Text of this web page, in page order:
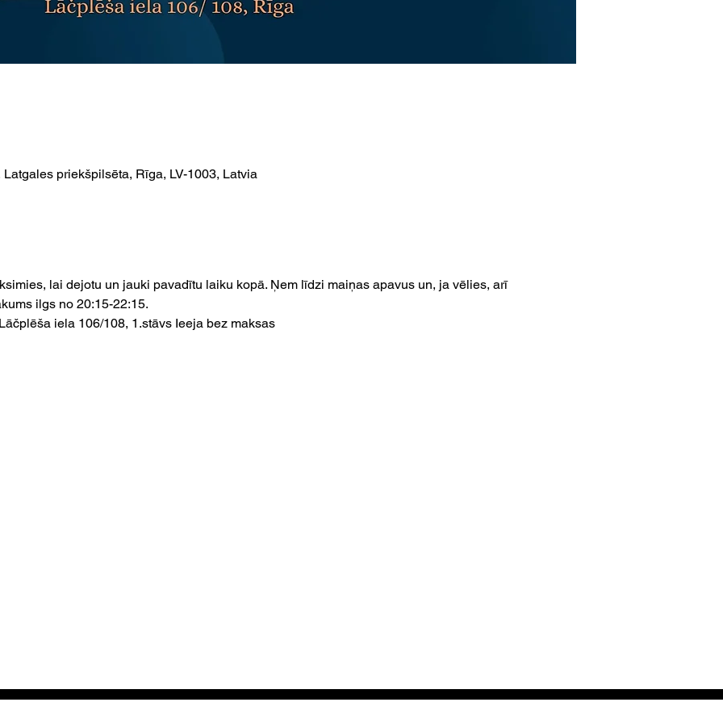
priekšpilsēta, Rīga, LV-1003, Latvia
lai dejotu un jauki pavadītu laiku kopā. Ņem līdzi maiņas apavus un, ja vēlies, arī
ilgs no 20:15-22:15.
iela 106/108, 1.stāvs Ieeja bez maksas